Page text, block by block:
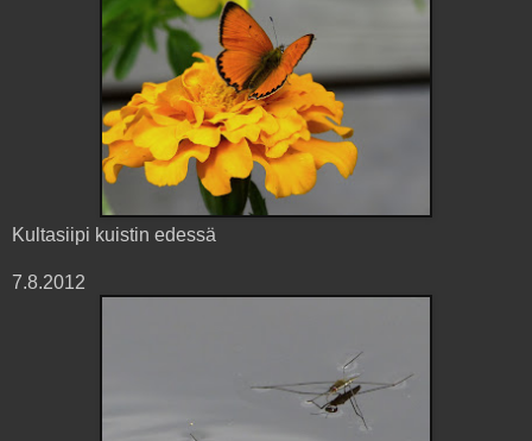
Kultasiipi kuistin edessä
7.8.2012